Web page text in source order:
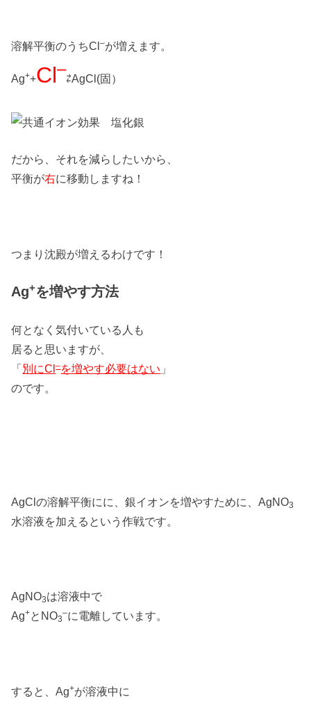
溶解平衡のうちCl–が増えます。
Ag++Cl–
⇄AgCl(固）
だから、それを減らしたいから、
平衡が右に移動しますね！
つまり沈殿が増えるわけです！
Ag+を増やす方法
何となく気付いている人も
居ると思いますが、
「 別にCl–を増やす必要はない 」
のです。
AgClの溶解平衡にに、銀イオンを増やすために、AgNO3
水溶液を加えるという作戦です。
AgNO3は溶液中で
Ag+とNO3
–に電離しています。
すると、Ag+が溶液中に